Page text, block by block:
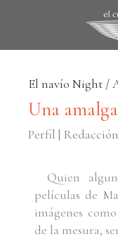
El navío Night /
Una
Perfil | Redacción
Quien
películas de
imágenes
de la mesura,